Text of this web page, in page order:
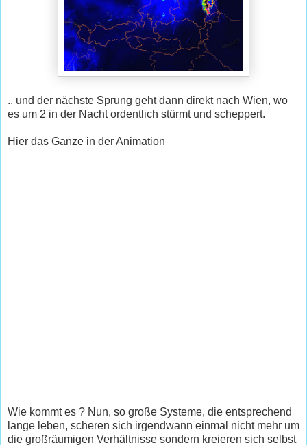
.. und der nächste Sprung geht dann direkt nach Wien, wo
es um 2 in der Nacht ordentlich stürmt und scheppert.
Hier das Ganze in der Animation
Wie kommt es ? Nun, so große Systeme, die entsprechend
lange leben, scheren sich irgendwann einmal nicht mehr um
die großräumigen Verhältnisse sondern kreieren sich selbst